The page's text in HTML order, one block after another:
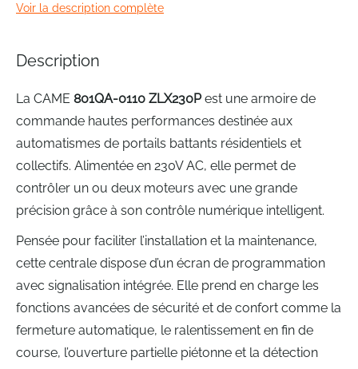
images
Voir la description complète
Description
La CAME 801QA-0110 ZLX230Pest une armoire de
commande hautes performances destinée aux
automatismes de portails battants résidentiels et
collectifs. Alimentée en 230V AC, elle permet de
contrôler un ou deux moteurs avec une grande
précision grâce à son contrôle numérique intelligent.
Pensée pour faciliter l’installation et la maintenance,
cette centrale dispose d’un écran de programmation
avec signalisation intégrée. Elle prend en charge les
fonctions avancées de sécurité et de confort comme la
fermeture automatique, le ralentissement en fin de
course, l’ouverture partielle piétonne et la détection